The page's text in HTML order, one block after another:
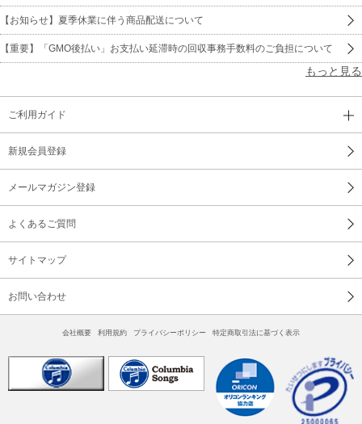
【お知らせ】夏季休業に伴う商品配送について
【重要】「GMO後払い」お支払い延滞時の回収事務手数料のご負担について
もっと見る
ご利用ガイド
新規会員登録
メールマガジン登録
よくあるご質問
サイトマップ
お問い合わせ
会社概要 利用規約 プライバシーポリシー 特定商取引法に基づく表示